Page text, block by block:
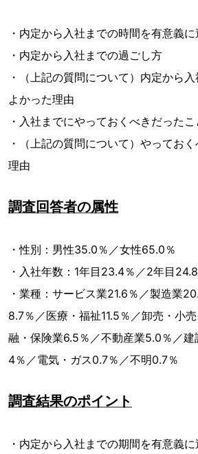
・内定から入社までの時間を有意義
・内定から入社までの過ごし方
・（上記の質問について）内定から
よかった理由
・入社までにやっておくべきだったこ
・（上記の質問について）やってお
理由
調査回答者の属性
・性別：男性35.0％／女性65.0％
・入社年数：1年目23.4％／2年目
・業種：サービス業21.6％／製造業
8.7％／医療・福祉11.5％／卸売・小
融・保険業6.5％／不動産業5.0％／建
4％／電気・ガス0.7％／不明0.7％
調査結果のポイント
・内定から入社までの期間を有意義